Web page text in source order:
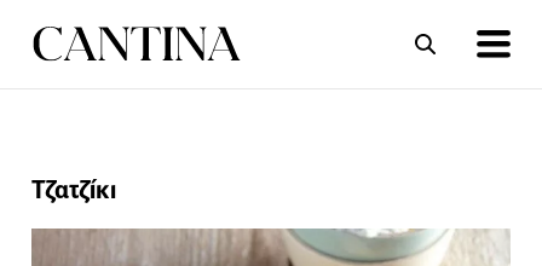
Τζατζίκι